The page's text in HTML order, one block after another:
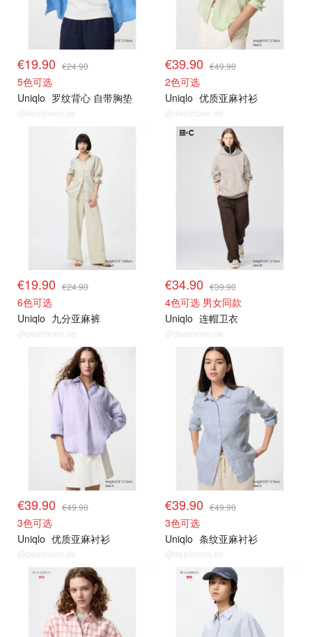
€19.90 €24.90
5色可选
Uniqlo 罗纹背心 自带胸垫
@dealmoon.de
€39.90 €49.90
2色可选
Uniqlo 优质亚麻衬衫
@dealmoon.de
€19.90 €24.90
6色可选
Uniqlo 九分亚麻裤
@dealmoon.de
限时闪促
€34.90 €39.90
4色可选 男女同款
Uniqlo 连帽卫衣
@dealmoon.de
€39.90 €49.90
3色可选
Uniqlo 优质亚麻衬衫
@dealmoon.de
€39.90 €49.90
3色可选
Uniqlo 条纹亚麻衬衫
@dealmoon.de
其他精选 其他精选